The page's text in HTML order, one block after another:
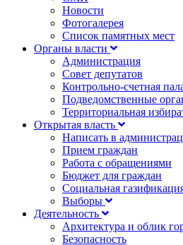
Новости
Фотогалерея
Список памятных мест
Органы власти
Администрация
Совет депутатов
Контрольно-счетная
Подведомственные
Территориальная
Открытая власть
Написать в
Прием граждан
Работа с обращениями
Бюджет для граждан
Социальная
Выборы
Деятельность
Архитектура и облик
Безопасность